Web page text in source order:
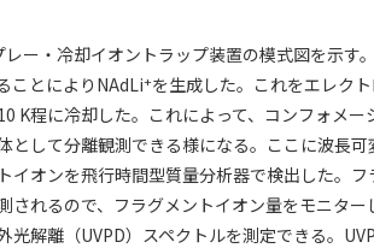
ー・冷却イオントラップ装置の模式図を示す
ことによりNAdLi+を生成した。これをエレク
K程に冷却した。これによって、コンフォメ
として分離観測できる様になる。ここに波長
イオンを飛行時間型質量分析器で検出した。
されるので、フラグメントイオン量をモニタ
光解離（UVPD）スペクトルを測定できる。